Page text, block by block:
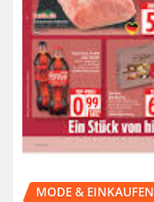
MODE & EINKAUFEN